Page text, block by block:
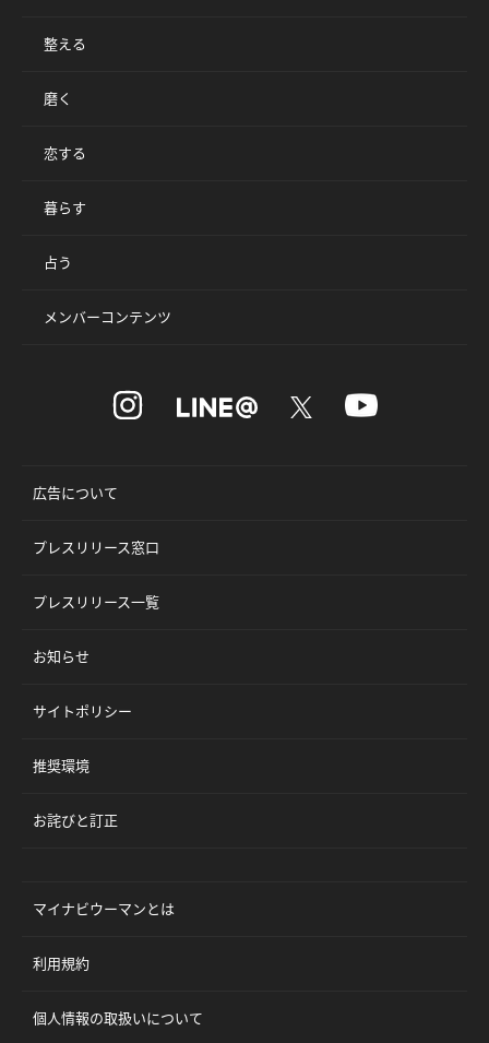
整える
磨く
恋する
暮らす
占う
メンバーコンテンツ
広告について
プレスリリース窓口
プレスリリース一覧
お知らせ
サイトポリシー
推奨環境
お詫びと訂正
マイナビウーマンとは
利用規約
個人情報の取扱いについて